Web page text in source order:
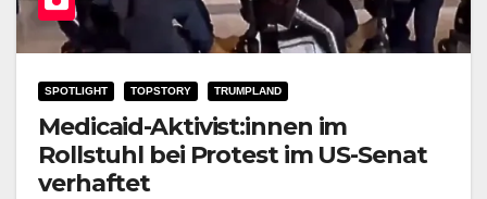
SPOTLIGHT TOPSTORY TRUMPLAND
Medicaid-Aktivist:innen im
Rollstuhl bei Protest im US-Senat
verhaftet